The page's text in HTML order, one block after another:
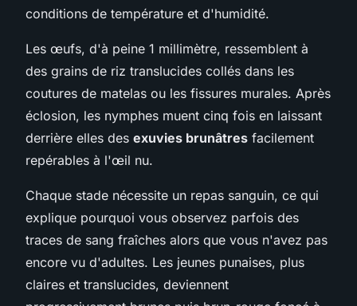
conditions de température et d'humidité.
Les œufs, d'à peine 1 millimètre, ressemblent à
des grains de riz translucides collés dans les
coutures de matelas ou les fissures murales. Après
éclosion, les nymphes muent cinq fois en laissant
derrière elles des exuvies brunâtres facilement
repérables à l'œil nu.
Chaque stade nécessite un repas sanguin, ce qui
explique pourquoi vous observez parfois des
traces de sang fraîches alors que vous n'avez pas
encore vu d'adultes. Les jeunes punaises, plus
claires et translucides, deviennent